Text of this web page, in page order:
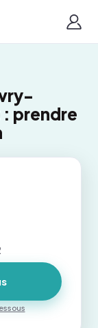
prendre